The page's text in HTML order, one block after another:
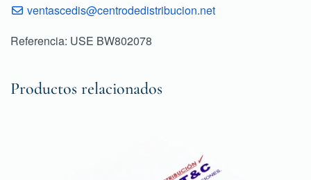
ventascedis@centrodedistribucion.net
Referencia: USE BW802078
Productos relacionados